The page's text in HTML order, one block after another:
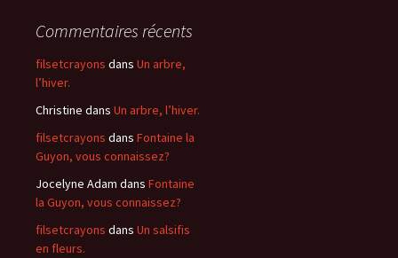
Commentaires récents
filsetcrayons dans Un arbre,
l’hiver.
Christine dans Un arbre, l’hiver.
filsetcrayons dans Fontaine la
Guyon, vous connaissez?
Jocelyne Adam dans Fontaine
la Guyon, vous connaissez?
filsetcrayons dans Un salsifis
en fleurs.